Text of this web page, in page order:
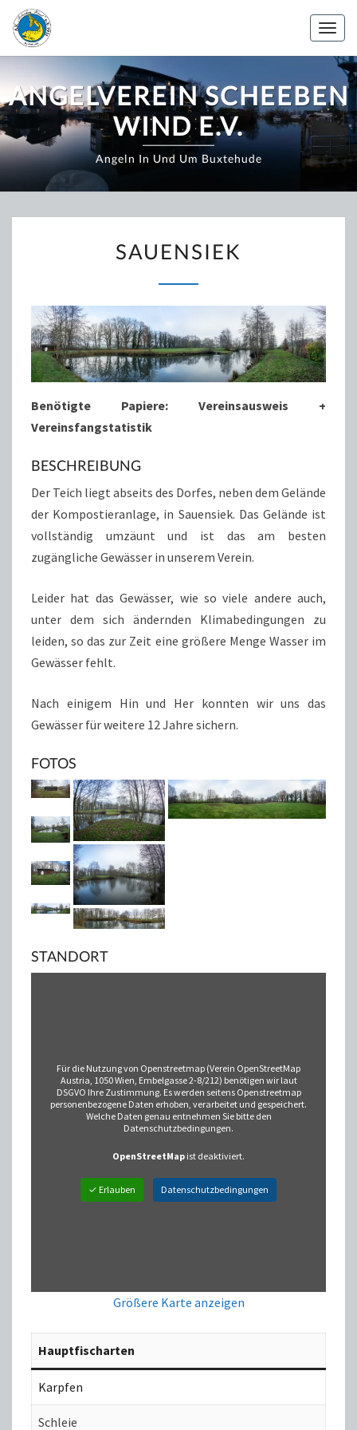
Zum
Inhalt
springen
ANGELVEREIN SCHEEBEN
WIND E.V.
Angeln In Und Um Buxtehude
SAUENSIEK
Benötigte Papiere: Vereinsausweis +
Vereinsfangstatistik
BESCHREIBUNG
Der Teich liegt abseits des Dorfes, neben dem Gelände
der Kompostieranlage, in Sauensiek. Das Gelände ist
vollständig umzäunt und ist das am besten
zugängliche Gewässer in unserem Verein.
Leider hat das Gewässer, wie so viele andere auch,
unter dem sich ändernden Klimabedingungen zu
leiden, so das zur Zeit eine größere Menge Wasser im
Gewässer fehlt.
Nach einigem Hin und Her konnten wir uns das
Gewässer für weitere 12 Jahre sichern.
FOTOS
STANDORT
Für die Nutzung von Openstreetmap (Verein OpenStreetMap
Austria, 1050 Wien, Embelgasse 2-8/212) benötigen wir laut
DSGVO Ihre Zustimmung. Es werden seitens Openstreetmap
personenbezogene Daten erhoben, verarbeitet und gespeichert.
Welche Daten genau entnehmen Sie bitte den
Datenschutzbedingungen.
OpenStreetMap ist deaktiviert.
✓ Erlauben Datenschutzbedingungen
Größere Karte anzeigen
Hauptfischarten
Karpfen
Schleie